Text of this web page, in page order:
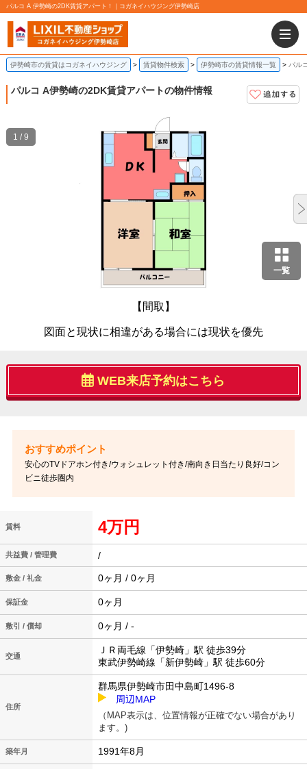
パルコ A 伊勢崎の2DK賃貸アパート！｜コガネイハウジング伊勢崎店
伊勢崎市の賃貸はコガネイハウジング 賃貸物件検索 伊勢崎市の賃貸情報一覧 パル
パルコ A伊勢崎の2DK賃貸アパートの物件情報
一覧
【間取】
図面と現状に相違がある場合には現状を優先
1 / 9
WEB来店予約はこちら
安心のTVドアホン付き/ウォシュレット付き/南向き日当たり良好/コン
ビニ徒歩圏内
賃料 4万円
共益費 / 管理費 /
敷金 / 礼金 0ヶ月 / 0ヶ月
保証金 0ヶ月
敷引 / 償却 0ヶ月 / -
交通
ＪＲ両毛線「伊勢崎」駅 徒歩39分
東武伊勢崎線「新伊勢崎」駅 徒歩60分
住所
群馬県伊勢崎市田中島町1496-8
周辺MAP
（MAP表示は、位置情報が正確でない場合があり
ます。)
築年月 1991年8月